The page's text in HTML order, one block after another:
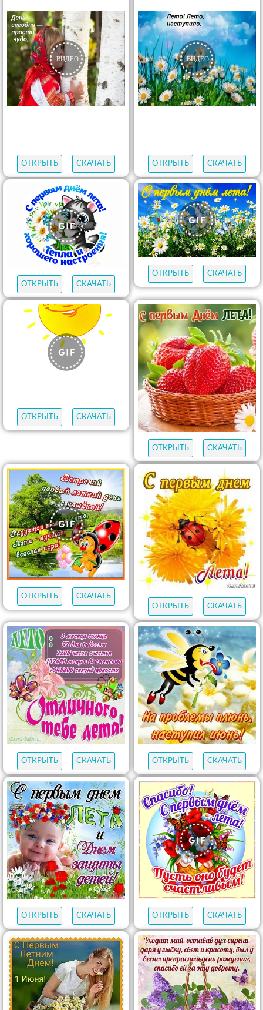
ОТКРЫТЬ СКАЧАТЬ ОТКРЫТЬ СКАЧАТЬ
ОТКРЫТЬ СКАЧАТЬ
ОТКРЫТЬ СКАЧАТЬ
ОТКРЫТЬ СКАЧАТЬ
ОТКРЫТЬ СКАЧАТЬ
ОТКРЫТЬ
СКАЧАТЬ
ОТКРЫТЬ
СКАЧАТЬ
ОТКРЫТЬ СКАЧАТЬ ОТКРЫТЬ СКАЧАТЬ
ОТКРЫТЬ СКАЧАТЬ ОТКРЫТЬ СКАЧАТЬ